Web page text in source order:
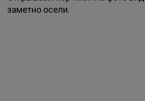
заметно осели.